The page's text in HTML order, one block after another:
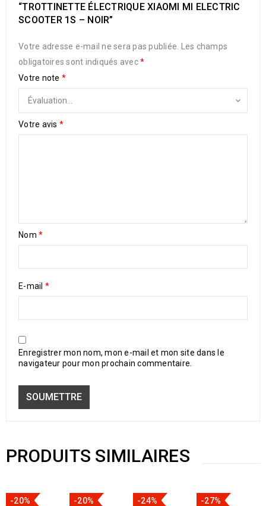
“TROTTINETTE ÉLECTRIQUE XIAOMI MI ELECTRIC
SCOOTER 1S – NOIR”
Votre adresse e-mail ne sera pas publiée.
Les champs
obligatoires sont indiqués avec*
Votre note *
Votre avis *
Nom *
E-mail *
Enregistrer mon nom, mon e-mail et mon site dans le
navigateur pour mon prochain commentaire.
PRODUITS SIMILAIRES
-20% -20% -24% -27%